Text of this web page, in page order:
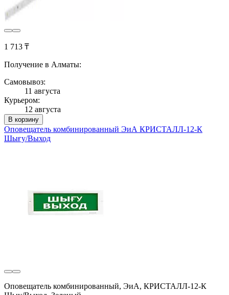
1 713 ₸
Получение в Алматы:
Самовывоз:
11 августа
Курьером:
12 августа
В корзину
Оповещатель комбинированный ЭиА КРИСТАЛЛ-12-К
Шығy/Выход
Оповещатель комбинированный, ЭиА, КРИСТАЛЛ-12-К